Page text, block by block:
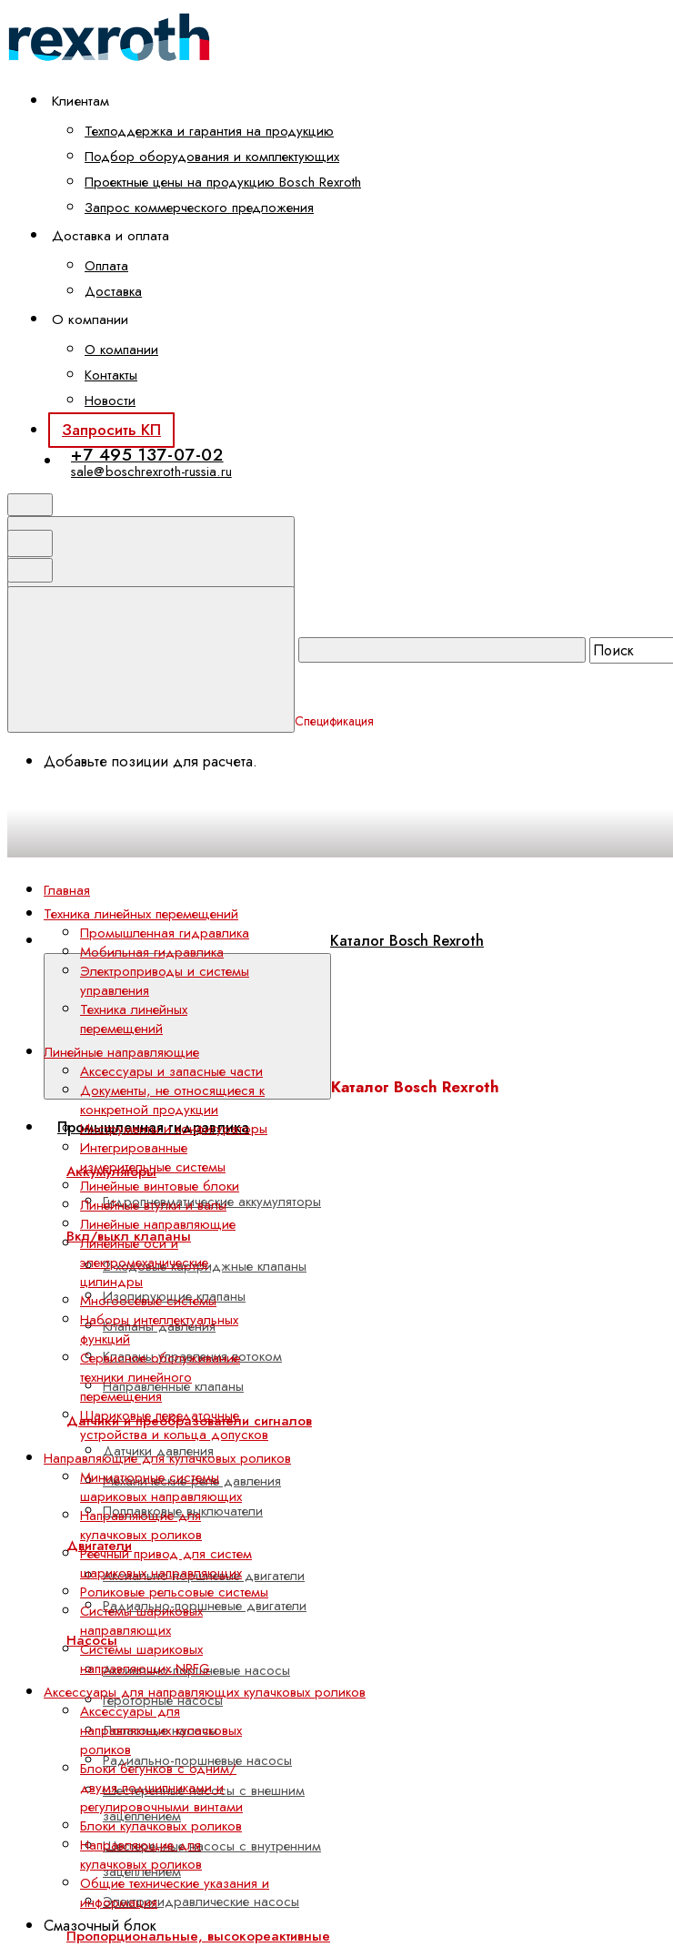
Клиентам
Техподдержка и гарантия на продукцию
Подбор оборудования и комплектующих
Проектные цены на продукцию Bosch Rexroth
Запрос коммерческого предложения
Доставка и оплата
Оплата
Доставка
О компании
О компании
Контакты
Новости
Запросить КП
+7 495 137-07-02
sale@boschrexroth-russia.ru
Спецификация
Добавьте позиции для расчета.
Каталог Bosch Rexroth
Каталог Bosch Rexroth
Промышленная гидравлика
Аккумуляторы
Гидропневматические аккумуляторы
Вкл/выкл клапаны
2-ходовые картриджные клапаны
Изолирующие клапаны
Клапаны давления
Клапаны управления потоком
Направленные клапаны
Датчики и преобразователи сигналов
Датчики давления
Механические реле давления
Поплавковые выключатели
Двигатели
Аксиально-поршневые двигатели
Радиально-поршневые двигатели
Насосы
Аксиально-поршневые насосы
Героторные насосы
Лопастные насосы
Радиально-поршневые насосы
Шестеренные насосы с внешним
зацеплением
Шестеренные насосы с внутренним
зацеплением
Электрогидравлические насосы
Пропорциональные, высокореактивные
Главная
Техника линейных перемещений
Промышленная гидравлика
Мобильная гидравлика
Электроприводы и системы
управления
Техника линейных
перемещений
Линейные направляющие
Аксессуары и запасные части
Документы, не относящиеся к
конкретной продукции
Инструменты и конфигураторы
Интегрированные
измерительные системы
Линейные винтовые блоки
Линейные втулки и валы
Линейные направляющие
Линейные оси и
электромеханические
цилиндры
Многоосевые системы
Наборы интеллектуальных
функций
Сервисное обслуживание
техники линейного
перемещения
Шариковые передаточные
устройства и кольца допусков
Направляющие для кулачковых роликов
Миниатюрные системы
шариковых направляющих
Направляющие для
кулачковых роликов
Реечный привод для систем
шариковых направляющих
Роликовые рельсовые системы
Системы шариковых
направляющих
Системы шариковых
направляющих NRFG
Аксессуары для направляющих кулачковых роликов
Аксессуары для
направляющих кулачковых
роликов
Блоки бегунков с одним/
двумя подшипниками и
регулировочными винтами
Блоки кулачковых роликов
Направляющие для
кулачковых роликов
Общие технические указания и
информация
Смазочный блок